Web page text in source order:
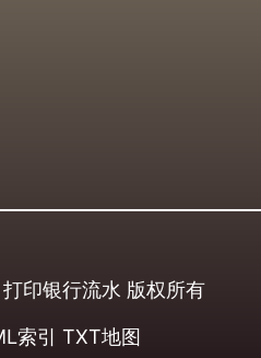
打印银行流水 版权所有
索引 TXT地图